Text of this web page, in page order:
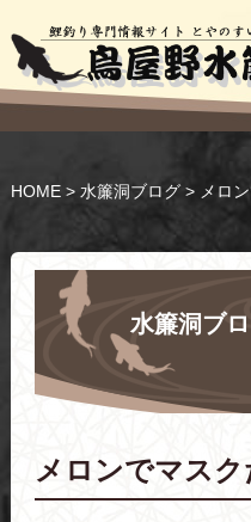
HOME> 水簾洞ブログ> メロ
水簾洞ブ
メロンでマスク